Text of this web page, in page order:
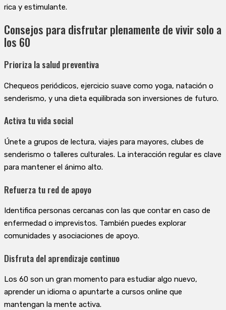
rica y estimulante.
Consejos para disfrutar plenamente de vivir solo a
los 60
Prioriza la salud preventiva
Chequeos periódicos, ejercicio suave como yoga, natación o
senderismo, y una dieta equilibrada son inversiones de futuro.
Activa tu vida social
Únete a grupos de lectura, viajes para mayores, clubes de
senderismo o talleres culturales. La interacción regular es clave
para mantener el ánimo alto.
Refuerza tu red de apoyo
Identifica personas cercanas con las que contar en caso de
enfermedad o imprevistos. También puedes explorar
comunidades y asociaciones de apoyo.
Disfruta del aprendizaje continuo
Los 60 son un gran momento para estudiar algo nuevo,
aprender un idioma o apuntarte a cursos online que
mantengan la mente activa.